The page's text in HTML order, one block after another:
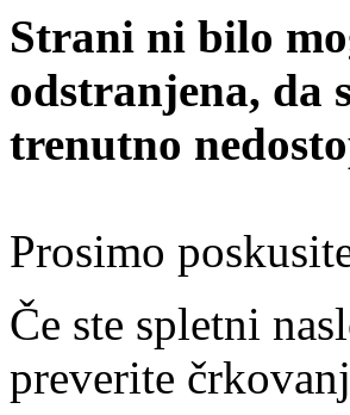
Strani ni bilo
odstranjena, da
trenutno
Prosimo
Če ste spletni
preverite